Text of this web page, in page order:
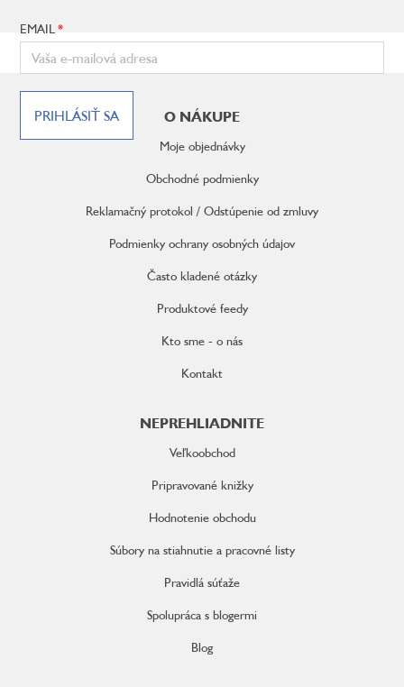
EMAIL
PRIHLÁSIŤ SA O NÁKUPE
Moje objednávky
Obchodné podmienky
Reklamačný protokol / Odstúpenie od zmluvy
Podmienky ochrany osobných údajov
Často kladené otázky
Produktové feedy
Kto sme - o nás
Kontakt
NEPREHLIADNITE
Veľkoobchod
Pripravované knižky
Hodnotenie obchodu
Súbory na stiahnutie a pracovné listy
Pravidlá súťaže
Spolupráca s blogermi
Blog